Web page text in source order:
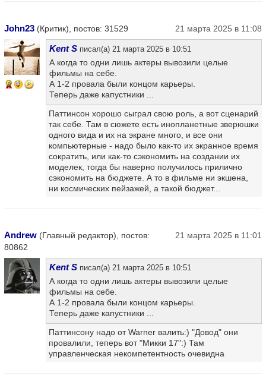
John23 (Критик), постов: 31529 21 марта 2025 в 11:08
9
Kent S писал(а) 21 марта 2025 в 10:51
А когда то одни лишь актеры вывозили целые
фильмы на себе.
А 1-2 провала были концом карьеры.
Теперь даже капустники ...
Паттинсон хорошо сыграл свою роль, а вот сценарий
так себе. Там в сюжете есть инопланетные зверюшки
одного вида и их на экране много, и все они
компьютерные - надо было как-то их экранное время
сократить, или как-то сэкономить на создании их
моделек, тогда бы наверно получилось прилично
сэкономить на бюджете. А то в фильме ни экшена,
ни космических пейзажей, а такой бюджет...
Andrew (Главный редактор), постов:
80862
21 марта 2025 в 11:01
Kent S писал(а) 21 марта 2025 в 10:51
А когда то одни лишь актеры вывозили целые
фильмы на себе.
А 1-2 провала были концом карьеры.
Теперь даже капустники ...
Паттинсону надо от Warner валить:) "Довод" они
провалили, теперь вот "Микки 17":) Там
управленческая некомпетентность очевидна